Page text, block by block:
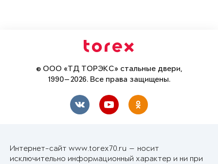
© ООО «ТД ТОРЭКС» стальные двери,
1990—2026. Все права защищены.
Интернет-сайт www.torex70.ru — носит
исключительно информационный характер и ни при